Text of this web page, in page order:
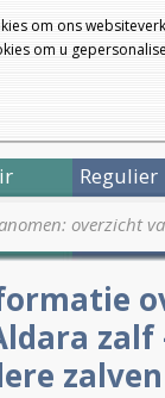
om ons
om u
Regulier
overzicht
zalven